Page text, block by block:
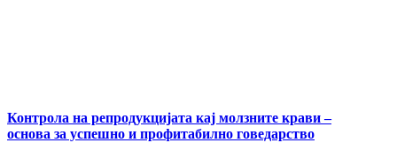
Контрола на репродукцијата кај молзните крави –
основа за успешно и профитабилно говедарство